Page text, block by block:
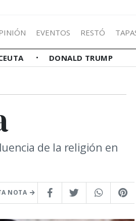
EVENTOS RESTÓ
DONALD TRUMP
de la religión en
NOTA